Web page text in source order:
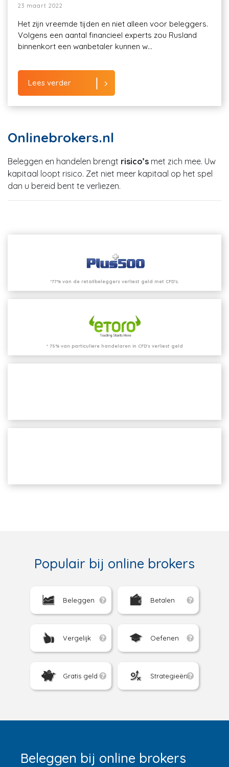
23 maart 2022
Het zijn vreemde tijden en niet alleen voor beleggers.
Volgens een aantal financieel experts zou Rusland
binnenkort een wanbetaler kunnen w...
Lees verder
Onlinebrokers.nl
Beleggen en handelen brengt risico’s met zich mee. Uw
kapitaal loopt risico. Zet niet meer kapitaal op het spel
dan u bereid bent te verliezen.
*77% van de retailbeleggers verliest geld met CFD’s.
* 75% van particuliere handelaren in CFD's verliest geld
Populair bij online brokers
Beleggen Betalen
Vergelijk Oefenen
Gratis geld Strategieën
Beleggen bij online brokers